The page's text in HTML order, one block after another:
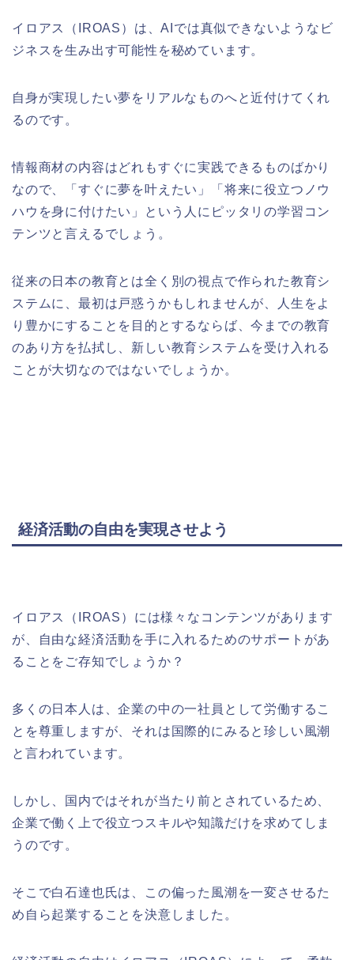
イロアス（ IROAS ）は、AI では真似できないようなビ
ジネスを生み出す可能性を秘めています。
自身が実現したい夢をリアルなものへと近付けてくれ
るのです。
情報商材の内容はどれもすぐに実践できるものばかり
なので、「すぐに夢を叶えたい」「将来に役立つノウ
ハウを身に付けたい」という人にピッタリの学習コン
テンツと言えるでしょう。
従来の日本の教育とは全く別の視点で作られた教育シ
ステムに、最初は戸惑うかもしれませんが、人生をよ
り豊かにすることを目的とするならば、今までの教育
のあり方を払拭し、新しい教育システムを受け入れる
ことが大切なのではないでしょうか。
経済活動の自由を実現させよう
イロアス（ IROAS ）には様々なコンテンツがあります
が、自由な経済活動を手に入れるためのサポートがあ
ることをご存知でしょうか？
多くの日本人は、企業の中の一社員として労働するこ
とを尊重しますが、それは国際的にみると珍しい風潮
と言われています。
しかし、国内ではそれが当たり前とされているため、
企業で働く上で役立つスキルや知識だけを求めてしま
うのです。
そこで白石達也氏は、この偏った風潮を一変させるた
め自ら起業することを決意しました。